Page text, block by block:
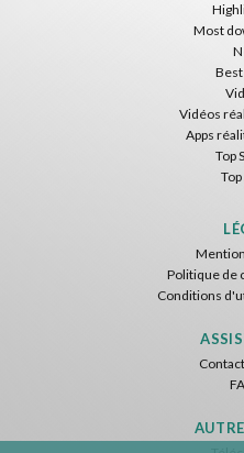
Most
Vidéos
Apps
Top
Top
Politique de
Conditions